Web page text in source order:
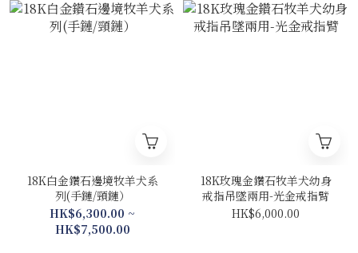
18K白金鑽石邊境牧羊犬系
列(手鏈/頸鏈）
HK$6,300.00 ~
HK$7,500.00
18K玫瑰金鑽石牧羊犬幼身
戒指吊墜兩用-光金戒指臂
HK$6,000.00